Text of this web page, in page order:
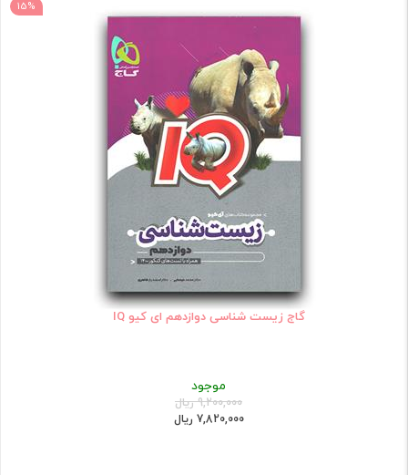
15%
گاج زیست شناسی دوازدهم ای کیو IQ
موجود
9,200,000 ریال
7,820,000 ریال